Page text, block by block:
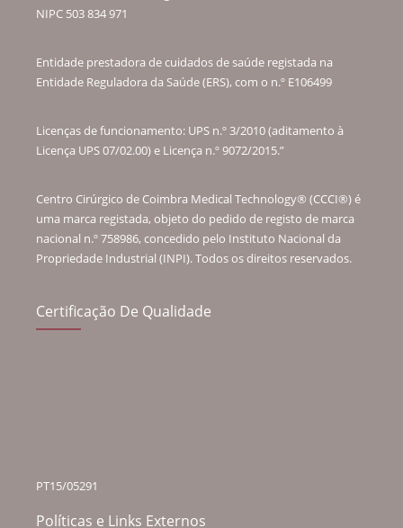
NIPC 503 834 971
Entidade prestadora de cuidados de saúde registada na
Entidade Reguladora da Saúde (ERS), com o n.º E106499
Licenças de funcionamento: UPS n.º 3/2010 (aditamento à
Licença UPS 07/02.00) e Licença n.º 9072/2015.”
Centro Cirúrgico de Coimbra Medical Technology® (CCCI®) é
uma marca registada, objeto do pedido de registo de marca
nacional n.º 758986, concedido pelo Instituto Nacional da
Propriedade Industrial (INPI). Todos os direitos reservados.
Certificação De Qualidade
PT15/05291
Políticas e Links Externos